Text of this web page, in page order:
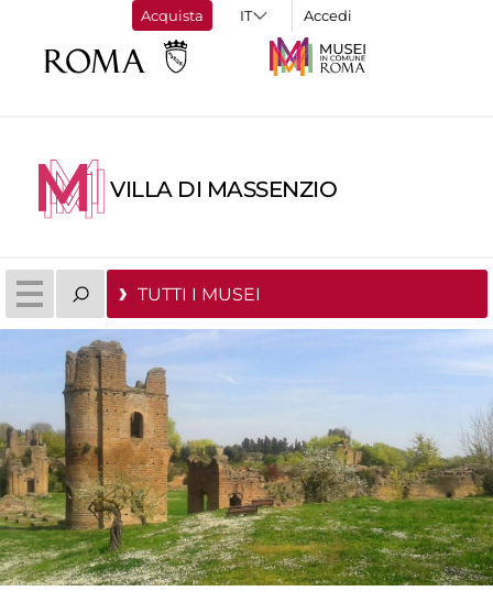
Acquista Accedi
VILLA DI MASSENZIO
TUTTI I MUSEI